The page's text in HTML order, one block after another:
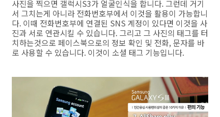
사진을 찍으면 갤럭시S3가 얼굴인식을 합니다. 그런데 거기
서 그치는게 아니라 전화번호부에서 이것을 활용이 가능합니
다. 이때 전화번호부에 연결된 SNS 계정이 있다면 이것을 사
진과 서로 연관시킬 수 있습니다. 그리고 그 사진의 태그를 터
치하는것으로 페이스북으로의 정보 확인 및 전화, 문자를 바
로 사용할 수 있습니다. 이것이 소셜 태그 기능입니다.